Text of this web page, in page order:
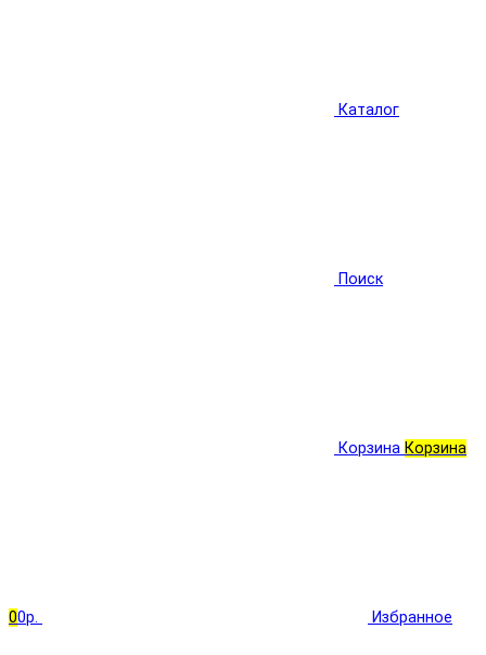
Каталог
Поиск
Корзина Корзина
00р. Избранное